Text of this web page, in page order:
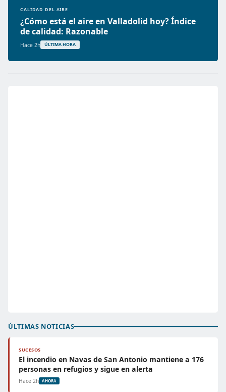
CALIDAD DEL AIRE
¿Cómo está el aire en Valladolid hoy? Índice
de calidad: Razonable
Hace 2h ÚLTIMA HORA
ÚLTIMAS NOTICIAS
SUCESOS
El incendio en Navas de San Antonio mantiene a 176
personas en refugios y sigue en alerta
Hace 2h AHORA